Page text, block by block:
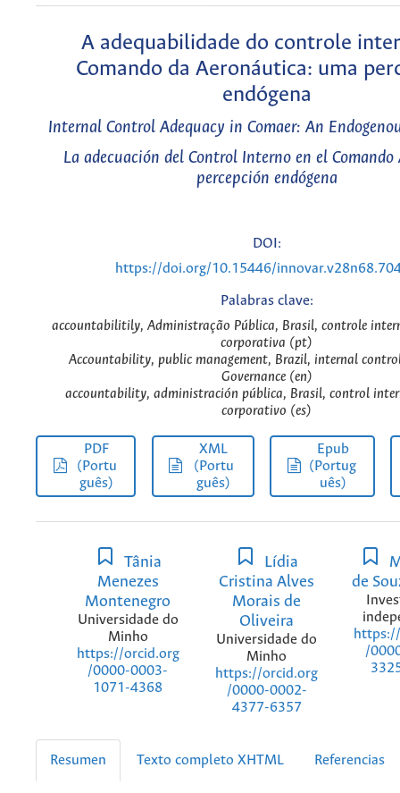
A adequabilidade do controle
Comando da Aeronáutica: uma
endógena
Internal Control Adequacy in Comaer: An
La adecuación del Control Interno en el Comando
percepción endógena
DOI:
https://doi.org/10.15446/
Palabras clave:
accountabilitily, Administração Pública, Brasil, controle
corporativa (pt)
Accountability, public management, Brazil, internal
Governance (en)
accountability, administración pública, Brasil, control
corporativo (es)
PDF
(Portu
guês)
XML
(Portu
guês)
Epub
(Portug
uês)
Tânia
Menezes
Montenegro
Universidade do
Minho
https://orcid.org
/0000-0003-
1071-4368
Lídia
Cristina Alves
Morais de
Oliveira
Universidade do
Minho
https://orcid.org
/0000-0002-
4377-6357
de
/
Resumen Texto completo XHTML Referencias